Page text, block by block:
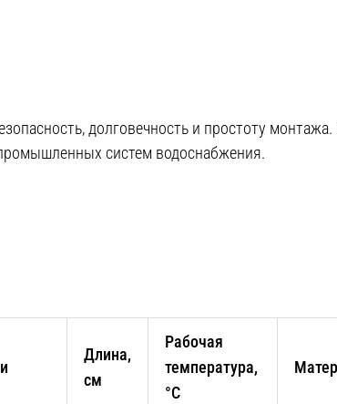
долговечность и простоту
систем водоснабжения.
Длина,
см
Рабочая
температура,
°С